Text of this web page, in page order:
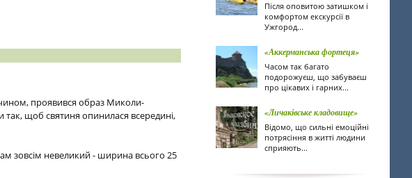
чином, проявився образ Миколи-
щоб святиня опинилася всередині,
зовсім невеликий - ширина всього 25
Після оповитою затишком і
комфортом екскурсії в
Ужгород...
«Аккерманська фортеця»
Часом так багато
подорожуєш, що забуваєш
про цікавих і гарних...
«Личаківське кладовище»
Відомо, що сильні емоційні
потрясіння в житті людини
сприяють...